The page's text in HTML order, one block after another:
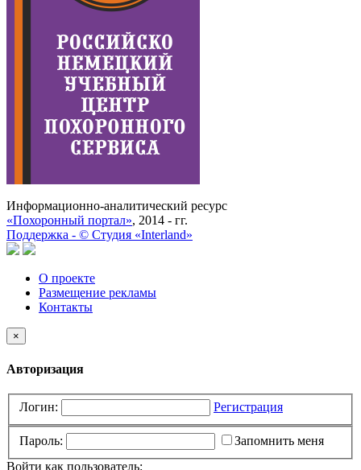
Информационно-аналитический ресурс
«Похоронный портал», 2014 - гг.
Поддержка - © Cтудия «Interland»
О проекте
Размещение рекламы
Контакты
×
Авторизация
Логин: Регистрация
Пароль:
Запомнить меня
Войти как пользователь: